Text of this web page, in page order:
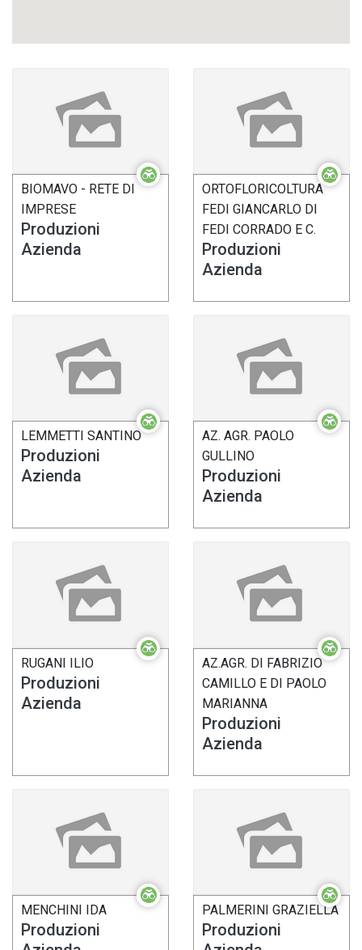
BIOMAVO - RETE DI
IMPRESE
Produzioni
Azienda
ORTOFLORICOLTURA
FEDI GIANCARLO DI
FEDI CORRADO E C.
Produzioni
Azienda
LEMMETTI SANTINO
Produzioni
Azienda
AZ. AGR. PAOLO
GULLINO
Produzioni
Azienda
RUGANI ILIO
Produzioni
Azienda
AZ.AGR. DI FABRIZIO
CAMILLO E DI PAOLO
MARIANNA
Produzioni
Azienda
MENCHINI IDA
Produzioni
PALMERINI GRAZIELLA
Produzioni